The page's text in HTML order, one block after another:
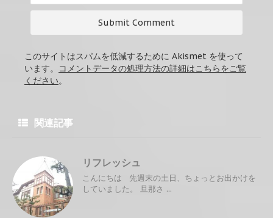
このサイトはスパムを低減するために Akismet を使って
います。
コメントデータの処理方法の詳細はこちらをご覧
ください。
関連記事
リフレッシュ
こんにちは 先週末の土日、ちょっとお出かけを
していました。 旦那さ ...